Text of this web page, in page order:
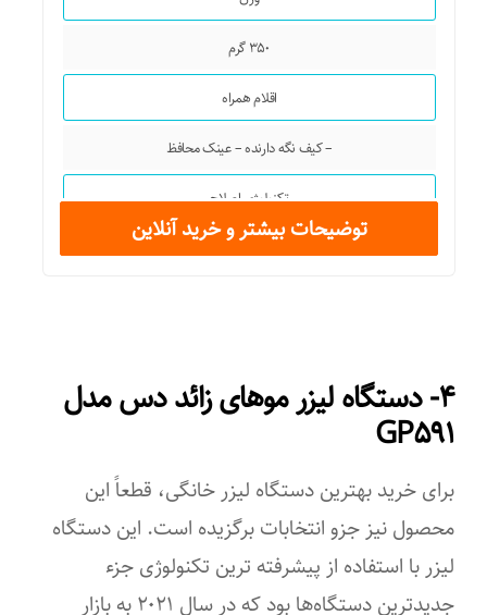
۳۵۰ گرم
اقلام همراه
– کیف نگه دارنده – عینک محافظ
تکنولوژی اصلاح
قابلیت‌های ابزار اصلاح
تعداد سری
توضیحات بیشتر و خرید آنلاین
۴- دستگاه لیزر موهای زائد دس مدل
GP۵۹۱
برای خرید بهترین دستگاه لیزر خانگی، قطعاً این
محصول نیز جزو انتخابات برگزیده است. این دستگاه
لیزر با استفاده از پیشرفته ترین تکنولوژی جزء
جدیدترین دستگاه‌ها بود که در سال ۲۰۲۱ به بازار